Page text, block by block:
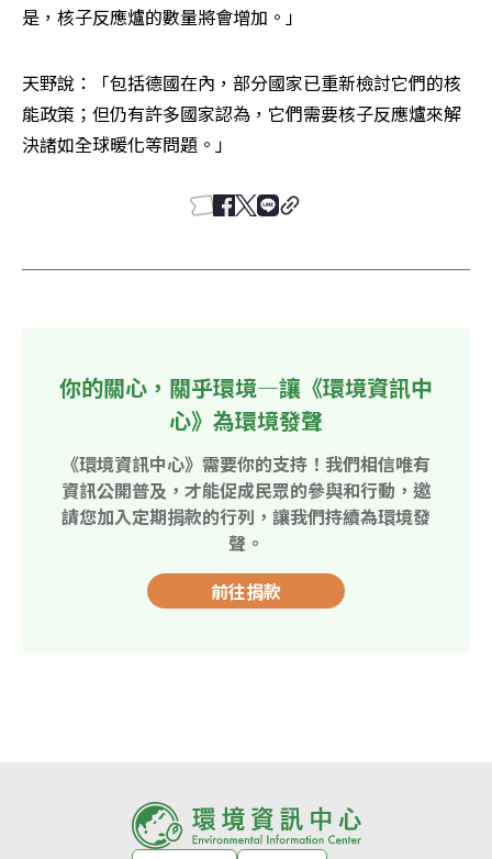
是，核子反應爐的數量將會增加。」
天野說：「包括德國在內，部分國家已重新檢討它們的核
能政策；但仍有許多國家認為，它們需要核子反應爐來解
決諸如全球暖化等問題。」
你的關心，關乎環境—讓《環境資訊中
心》為環境發聲
《環境資訊中心》需要你的支持！我們相信唯有
資訊公開普及，才能促成民眾的參與和行動，邀
請您加入定期捐款的行列，讓我們持續為環境發
聲。
前往捐款